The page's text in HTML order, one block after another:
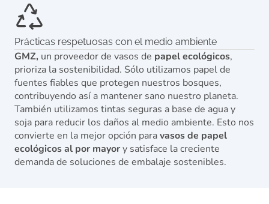
Prácticas respetuosas con el medio ambiente
GMZ, un proveedor de vasos de papel ecológicos,
prioriza la sostenibilidad. Sólo utilizamos papel de
fuentes fiables que protegen nuestros bosques,
contribuyendo así a mantener sano nuestro planeta.
También utilizamos tintas seguras a base de agua y
soja para reducir los daños al medio ambiente. Esto nos
convierte en la mejor opción paravasos de papel
ecológicos al por mayory satisface la creciente
demanda de soluciones de embalaje sostenibles.